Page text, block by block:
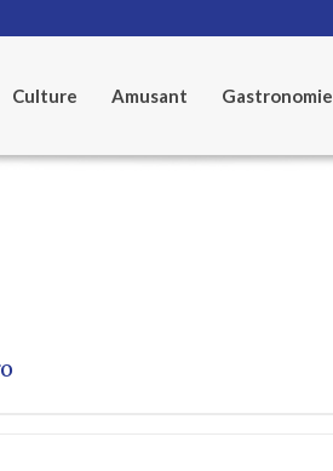
Culture Amusant Gastronomie